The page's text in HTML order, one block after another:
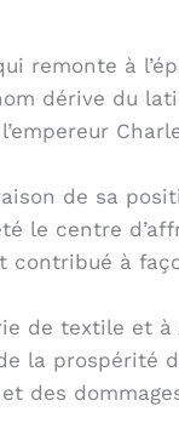
remonte à
dérive du
de sa
le centre
contribué à
de textile et
la prospérité
des